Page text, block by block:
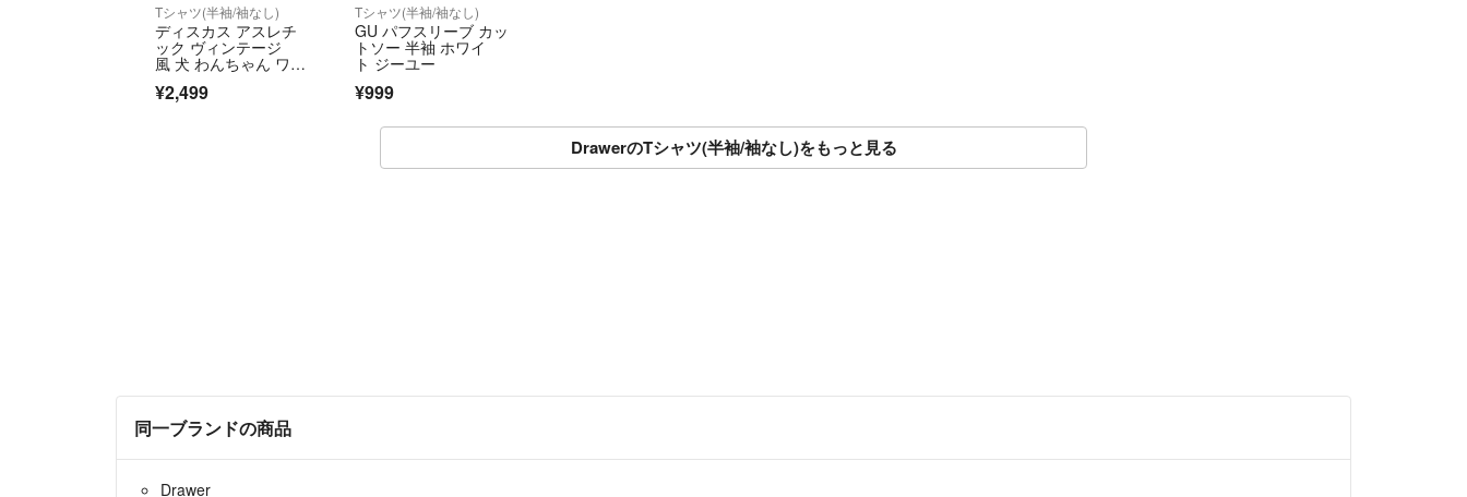
Tシャツ(半袖/袖なし)
ディスカス アスレチ
ック ヴィンテージ
風 犬 わんちゃん ワイ
ド Tシャツ オーバーサ
イズ
¥2,499
Tシャツ(半袖/袖なし)
GU パフスリーブ カッ
トソー 半袖 ホワイ
ト ジーユー
¥999
DrawerのTシャツ(半袖/袖なし)をもっと見る
同一ブランドの商品
Drawer